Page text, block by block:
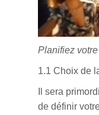
Planifiez
1.1 Choix de
Il sera
de définir